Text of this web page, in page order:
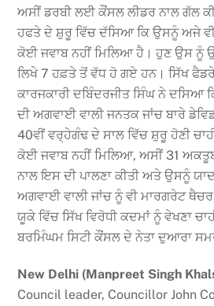
ਅਸੀਂ ਡਰਬੀ ਲਈ ਕੌਂਸਲ ਲੀਡਰ ਨਾਲ ਗੱਲ
ਹਫਤੇ ਦੇ ਸ਼ੁਰੂ ਵਿੱਚ ਦੱਸਿਆ ਕਿ ਉਸਨੂੰ ਅਜੇ
ਕੋਈ ਜਵਾਬ ਨਹੀਂ ਮਿਲਿਆ ਹੈ। ਹੁਣ ਉਸ ਨੂੰ
ਲਿਖੇ 7 ਹਫ਼ਤੇ ਤੋਂ ਵੱਧ ਹੋ ਗਏ ਹਨ। ਸਿੱਖ
ਕਾਰਜਕਾਰੀ ਦਬਿੰਦਰਜੀਤ ਸਿੰਘ ਨੇ ਦਸਿਆ
ਦੀ ਅਗਵਾਈ ਵਾਲੀ ਜਨਤਕ ਜਾਂਚ ਬਾਰੇ
40ਵੀਂ ਵਰ੍ਹੇਗੰਢ ਦੇ ਸਾਲ ਵਿੱਚ ਸ਼ੁਰੂ ਹੋਣੀ
ਕੋਈ ਜਵਾਬ ਨਹੀਂ ਮਿਲਿਆ, ਅਸੀਂ 31
ਨਾਲ ਇਸ ਦੀ ਪਾਲਣਾ ਕੀਤੀ ਅਤੇ ਉਸਨੂੰ
ਅਗਵਾਈ ਵਾਲੀ ਜਾਂਚ ਨੂੰ ਵੀ ਮਾਰਗਰੇਟ
ਯੂਕੇ ਵਿੱਚ ਸਿੱਖ ਵਿਰੋਧੀ ਕਦਮਾਂ ਨੂੰ ਵੇਖਣਾ
ਬਰਮਿੰਘਮ ਸਿਟੀ ਕੌਂਸਲ ਦੇ ਨੇਤਾ ਦੁਆਰਾ
New Delhi (Manpreet Singh
Council leader, Councillor John